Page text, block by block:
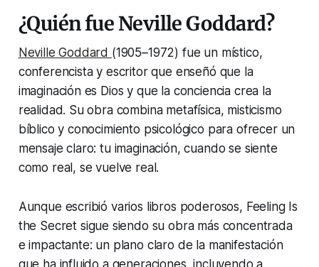
¿Quién fue Neville Goddard?
Neville Goddard (1905–1972) fue un místico,
conferencista y escritor que enseñó que la
imaginación es Dios y que la conciencia crea la
realidad. Su obra combina metafísica, misticismo
bíblico y conocimiento psicológico para ofrecer un
mensaje claro: tu imaginación, cuando se siente
como real, se vuelve real.
Aunque escribió varios libros poderosos, Feeling Is
the Secret sigue siendo su obra más concentrada
e impactante: un plano claro de la manifestación